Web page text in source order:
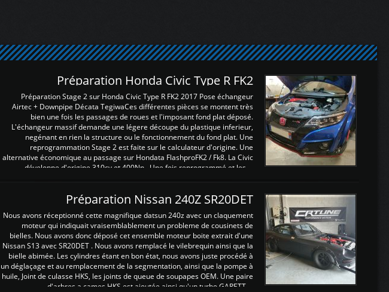
Préparation Honda Civic Type R FK2
Préparation Stage 2 sur Honda Civic Type R FK2 2017 Pose échangeur
Airtec + Downpipe Décata TegiwaCes différentes pièces se montent très
bien une fois les passages de roues et l'imposant fond plat déposé.
L'échangeur massif demande une légere découpe du plastique inferieur,
negénant en rien la structure ou le fonctionnement du fond plat. Une
reprogrammation Stage 2 est faite sur le calculateur d'origine. Une
alternative économique au passage sur Hondata FlashproFK2 / Fk8. La Civic
développe d'origine 310cv et 400Nn , Une fois reprogrammé et les ...
Préparation Nissan 240Z SR20DET
Nous avons réceptionné cette magnifique datsun 240z avec un claquement
moteur qui indiquait vraisemblablement un probleme de cousinets de
bielles. Nous avons donc déposé cet ensemble moteur boite extrait d'une
Nissan S13 avec SR20DET . Nous avons remplacé le vilebrequin ainsi que la
bielle abimée. Les cylindres étant en bon état, nous avons juste procédé à
un déglaçage et au remplacement de la segmentation, ainsi que la pompe à
huile, Joint de culasse HKS, les joints de queue de soupapes OEM. Une paire
d'arbres a cames HKS est ajoutée ainsi qu'un turbo GARETT ...